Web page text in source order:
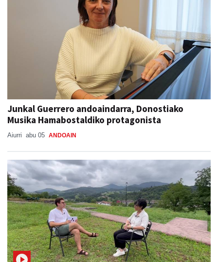
Junkal Guerrero andoaindarra, Donostiako
Musika Hamabostaldiko protagonista
Aiurri abu 05 ANDOAIN